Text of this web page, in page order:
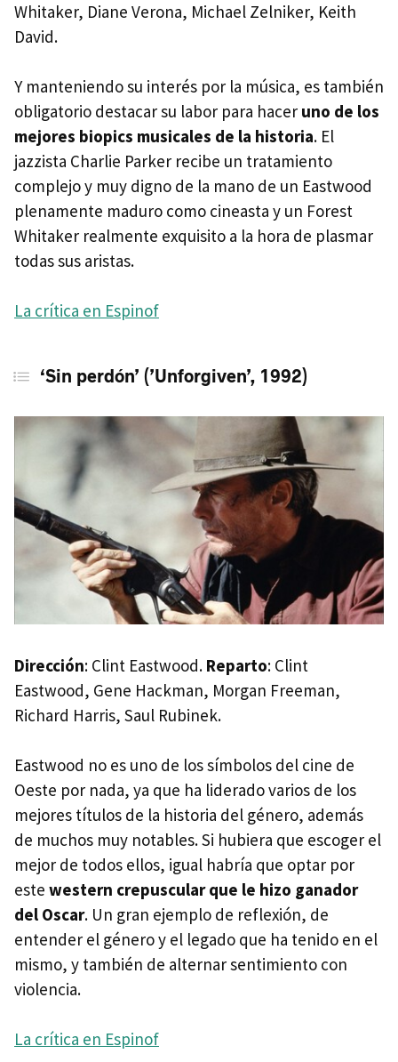
Whitaker, Diane Verona, Michael Zelniker, Keith
David.
Y manteniendo su interés por la música, es también
obligatorio destacar su labor para hacer uno de los
mejores biopics musicales de la historia. El
jazzista Charlie Parker recibe un tratamiento
complejo y muy digno de la mano de un Eastwood
plenamente maduro como cineasta y un Forest
Whitaker realmente exquisito a la hora de plasmar
todas sus aristas.
La crítica en Espinof
‘Sin perdón’ (’Unforgiven’, 1992)
Dirección: Clint Eastwood. Reparto: Clint
Eastwood, Gene Hackman, Morgan Freeman,
Richard Harris, Saul Rubinek.
Eastwood no es uno de los símbolos del cine de
Oeste por nada, ya que ha liderado varios de los
mejores títulos de la historia del género, además
de muchos muy notables. Si hubiera que escoger el
mejor de todos ellos, igual habría que optar por
este western crepuscular que le hizo ganador
del Oscar. Un gran ejemplo de reflexión, de
entender el género y el legado que ha tenido en el
mismo, y también de alternar sentimiento con
violencia.
La crítica en Espinof